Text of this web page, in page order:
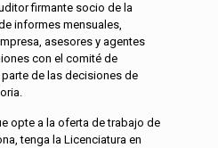
firmante socio de la
informes mensuales,
asesores y agentes
con el comité de
de las decisiones de
opte a la oferta de trabajo de
tenga la Licenciatura en